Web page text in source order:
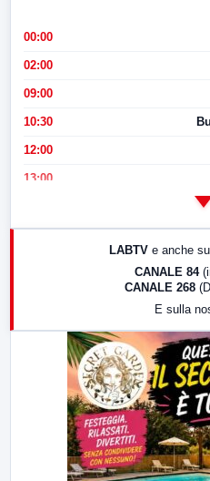
00:00
02:00
09:00
10:30
12:00
13:00
LABTV e anche
CANALE 84
CANALE 268
E sulla